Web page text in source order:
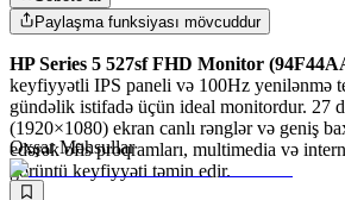
Paylaşma funksiyası mövcuddur
HP Series 5 527sf FHD Monitor
keyfiyyətli IPS paneli və 100Hz yenilənmə
gündəlik istifadə üçün ideal monitordur. 27
(1920×1080) ekran canlı rənglər və geniş
edərək ofis proqramları, multimedia və
görüntü keyfiyyəti təmin edir.
Oxşar Məhsullar